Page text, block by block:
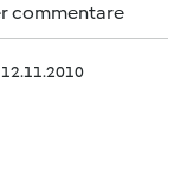
commentare